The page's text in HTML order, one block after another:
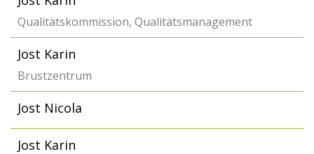
Qualitätskommission, Qualitätsmanagement
Jost Karin
Brustzentrum
Jost Nicola
Jost Karin